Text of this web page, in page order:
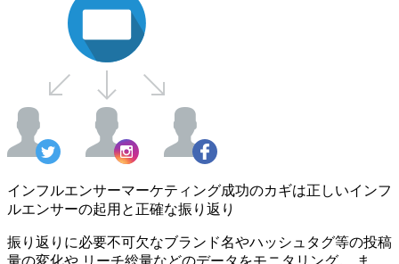
インフルエンサーマーケティング成功のカギは正しいインフ
ルエンサーの起用と正確な振り返り
振り返りに必要不可欠なブランド名やハッシュタグ等の投稿
量の変化や リーチ総量などのデータをモニタリング。 ま